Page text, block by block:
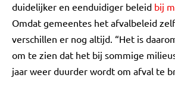
duidelijker en eenduidiger beleid bij
Omdat gemeentes het afvalbeleid
verschillen er nog altijd. “Het is
om te zien dat het bij sommige
jaar weer duurder wordt om afval te